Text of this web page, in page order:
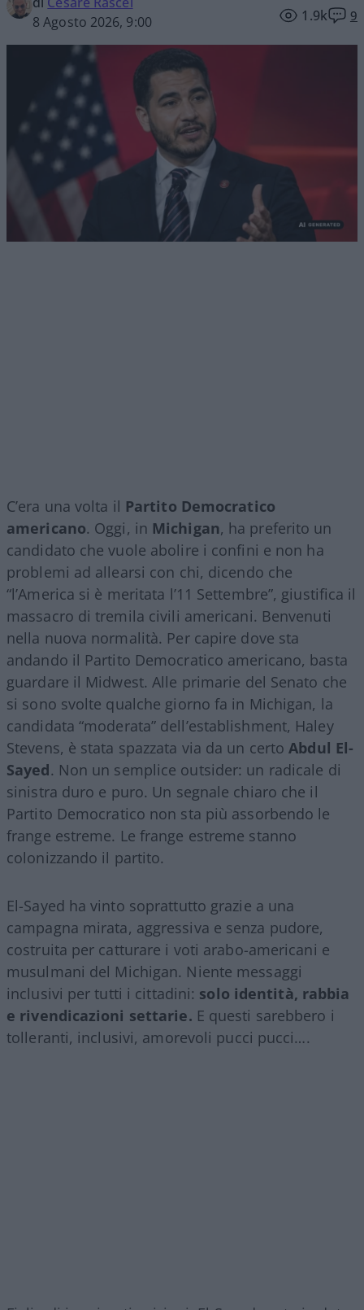
8 Agosto 2026, 9:00
1.9k 9
C’era una volta il Partito Democratico
americano. Oggi, in Michigan, ha preferito un
candidato che vuole abolire i confini e non ha
problemi ad allearsi con chi, dicendo che
“l’America si è meritata l’11 Settembre”, giustifica il
massacro di tremila civili americani. Benvenuti
nella nuova normalità. Per capire dove sta
andando il Partito Democratico americano, basta
guardare il Midwest. Alle primarie del Senato che
si sono svolte qualche giorno fa in Michigan, la
candidata “moderata” dell’establishment, Haley
Stevens, è stata spazzata via da un certoAbdul El-
Sayed. Non un semplice outsider: un radicale di
sinistra duro e puro. Un segnale chiaro che il
Partito Democratico non sta più assorbendo le
frange estreme. Le frange estreme stanno
colonizzando il partito.
El-Sayed ha vinto soprattutto grazie a una
campagna mirata, aggressiva e senza pudore,
costruita per catturare i voti arabo-americani e
musulmani del Michigan. Niente messaggi
inclusivi per tutti i cittadini: solo identità, rabbia
e rivendicazioni settarie. E questi sarebbero i
tolleranti, inclusivi, amorevoli pucci pucci….